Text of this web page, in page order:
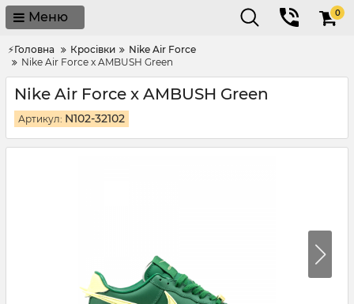
Меню 0
⚡Головна Кросівки
Nike Air Force
Nike Air Force x AMBUSH Green
Nike Air Force x AMBUSH Green
Артикул: N102-32102